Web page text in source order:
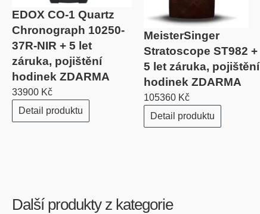
EDOX CO-1 Quartz
Chronograph 10250-
37R-NIR + 5 let
záruka, pojištění
hodinek ZDARMA
33900 Kč
Detail produktu
MeisterSinger
Stratoscope ST982 +
5 let záruka, pojištění
hodinek ZDARMA
105360 Kč
Detail produktu
Další produkty z kategorie